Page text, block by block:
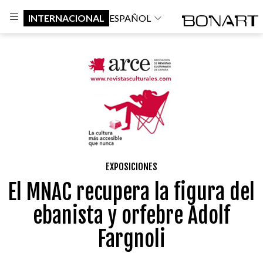
INTERNACIONAL ESPAÑOL
EXPOSICIONES
El MNAC recupera la figura del
ebanista y orfebre Adolf
Fargnoli